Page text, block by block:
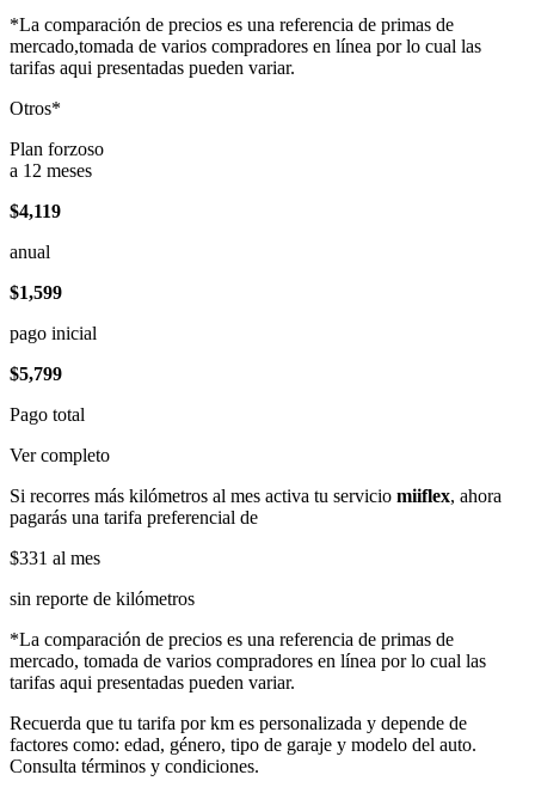
*La comparación de precios es una referencia de primas de
mercado,tomada de varios compradores en línea por lo cual las
tarifas aqui presentadas pueden variar.
Otros*
Plan forzoso
a 12 meses
$4,119
anual
$1,599
pago inicial
$5,799
Pago total
Ver completo
Si recorres más kilómetros al mes activa tu servicio miiflex, ahora
pagarás una tarifa preferencial de
$331 al mes
sin reporte de kilómetros
*La comparación de precios es una referencia de primas de
mercado, tomada de varios compradores en línea por lo cual las
tarifas aqui presentadas pueden variar.
Recuerda que tu tarifa por km es personalizada y depende de
factores como: edad, género, tipo de garaje y modelo del auto.
Consulta términos y condiciones.